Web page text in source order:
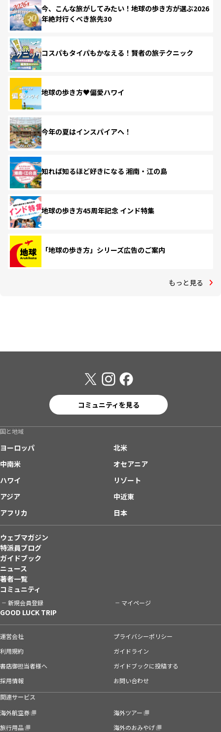
今、こんな旅がしてみたい！地球の歩き方が選ぶ2026
年絶対行くべき旅先30
コスパもタイパもかなえる！賢者の旅テクニック
地球の歩き方♥偏愛ハワイ
今年の夏はインスパイアへ！
知れば知るほど好きになる 湘南・江の島
地球の歩き方45周年記念 インド特集
「地球の歩き方」シリーズ広告のご案内
もっと見る
コミュニティを見る
国と地域
ヨーロッパ
北米
中南米
オセアニア
ハワイ
リゾート
アジア
中近東
アフリカ
日本
ウェブマガジン
特派員ブログ
ガイドブック
ニュース
著者一覧
コミュニティ
新規会員登録 マイページ
GOOD LUCK TRIP
運営会社
プライバシーポリシー
利用規約
ガイドライン
書店御担当者様へ
ガイドブックに投稿する
採用情報
お問い合わせ
関連サービス
海外航空券
海外ツアー
旅行用品
海外のおみやげ